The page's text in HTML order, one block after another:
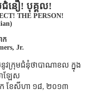
ជំនឿ! បុគ្គល!
THE PERSON!
ក
Jr.
វក្រុមជំនុំថាបាណាខល ក្នុង
ឡែស
ក ខែសីហា ១៨, ២០១៣